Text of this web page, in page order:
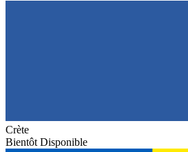
Crète
Bientôt Disponible